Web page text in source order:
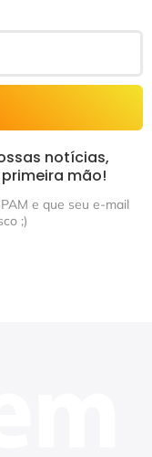
notícias,
mão!
e que seu e-mail
;)